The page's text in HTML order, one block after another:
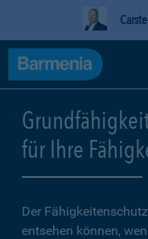
für Ihre
Der
entsehen können,